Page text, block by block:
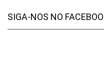
SIGA-NOS NO